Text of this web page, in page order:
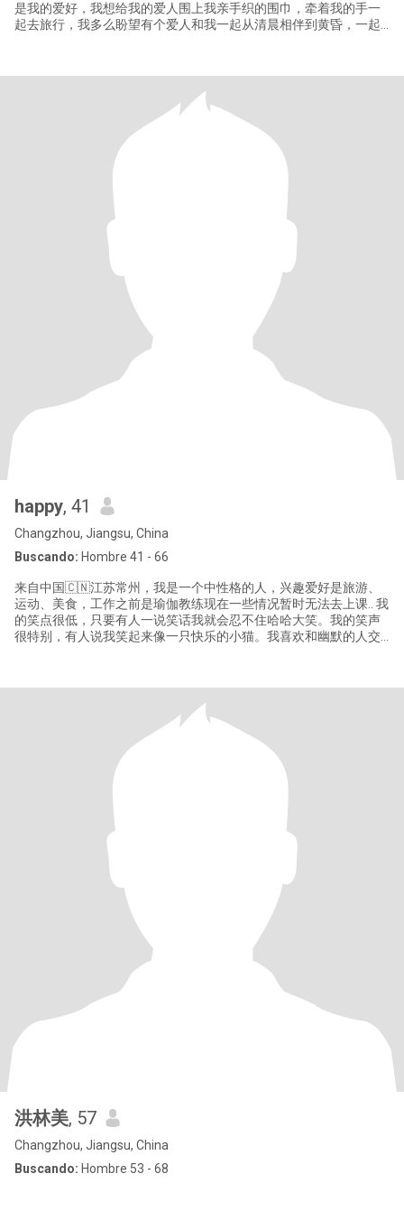
是我的爱好，我想给我的爱人围上我亲手织的围巾，牵着我的手一
起去旅行，我多么盼望有个爱人和我一起从清晨相伴到黄昏，一起
happy, 41
Changzhou, Jiangsu, China
Buscando: Hombre 41 - 66
来自中国🇨🇳江苏常州，我是一个中性格的人，兴趣爱好是旅游、
运动、美食，工作之前是瑜伽教练现在一些情况暂时无法去上课.. 我
的笑点很低，只要有人一说笑话我就会忍不住哈哈大笑。我的笑声
很特别，有人说我笑起来像一只快乐的小猫。我喜欢和幽默的人交
洪林美, 57
Changzhou, Jiangsu, China
Buscando: Hombre 53 - 68